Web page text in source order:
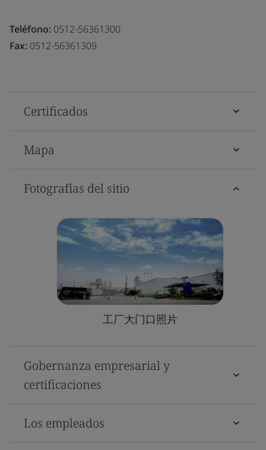
Teléfono: 0512-56361300
Fax: 0512-56361309
Certificados
Mapa
Fotografías del sitio
工厂大门口照片
Gobernanza empresarial y
certificaciones
Los empleados